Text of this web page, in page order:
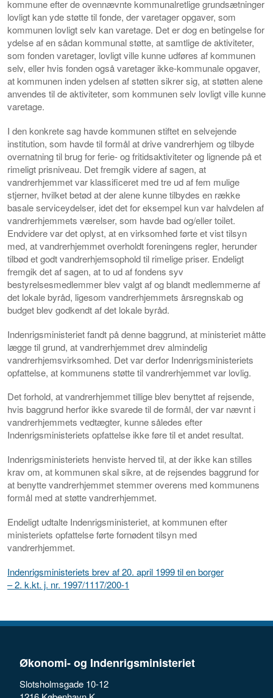
kommune efter de ovennævnte kommunalretlige grundsætninger
lovligt kan yde støtte til fonde, der varetager opgaver, som
kommunen lovligt selv kan varetage. Det er dog en betingelse for
ydelse af en sådan kommunal støtte, at samtlige de aktiviteter,
som fonden varetager, lovligt ville kunne udføres af kommunen
selv, eller hvis fonden også varetager ikke-kommunale opgaver,
at kommunen inden ydelsen af støtten sikrer sig, at støtten alene
anvendes til de aktiviteter, som kommunen selv lovligt ville kunne
varetage.
I den konkrete sag havde kommunen stiftet en selvejende
institution, som havde til formål at drive vandrerhjem og tilbyde
overnatning til brug for ferie- og fritidsaktiviteter og lignende på et
rimeligt prisniveau. Det fremgik videre af sagen, at
vandrerhjemmet var klassificeret med tre ud af fem mulige
stjerner, hvilket betød at der alene kunne tilbydes en række
basale serviceydelser, idet det for eksempel kun var halvdelen af
vandrerhjemmets værelser, som havde bad og/eller toilet.
Endvidere var det oplyst, at en virksomhed førte et vist tilsyn
med, at vandrerhjemmet overholdt foreningens regler, herunder
tilbød et godt vandrerhjemsophold til rimelige priser. Endeligt
fremgik det af sagen, at to ud af fondens syv
bestyrelsesmedlemmer blev valgt af og blandt medlemmerne af
det lokale byråd, ligesom vandrerhjemmets årsregnskab og
budget blev godkendt af det lokale byråd.
Indenrigsministeriet fandt på denne baggrund, at ministeriet måtte
lægge til grund, at vandrerhjemmet drev almindelig
vandrerhjemsvirksomhed. Det var derfor Indenrigsministeriets
opfattelse, at kommunens støtte til vandrerhjemmet var lovlig.
Det forhold, at vandrerhjemmet tillige blev benyttet af rejsende,
hvis baggrund herfor ikke svarede til de formål, der var nævnt i
vandrerhjemmets vedtægter, kunne således efter
Indenrigsministeriets opfattelse ikke føre til et andet resultat.
Indenrigsministeriets henviste herved til, at der ikke kan stilles
krav om, at kommunen skal sikre, at de rejsendes baggrund for
at benytte vandrerhjemmet stemmer overens med kommunens
formål med at støtte vandrerhjemmet.
Endeligt udtalte Indenrigsministeriet, at kommunen efter
ministeriets opfattelse førte fornødent tilsyn med
vandrerhjemmet.
Indenrigsministeriets brev af 20. april 1999 til en borger
– 2. k.kt. j. nr. 1997/1117/200-1
Økonomi- og Indenrigsministeriet
Slotsholmsgade 10-12